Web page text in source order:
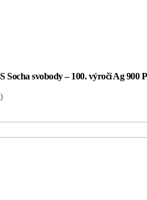
Socha svobody – 100. výročí Ag 900
)